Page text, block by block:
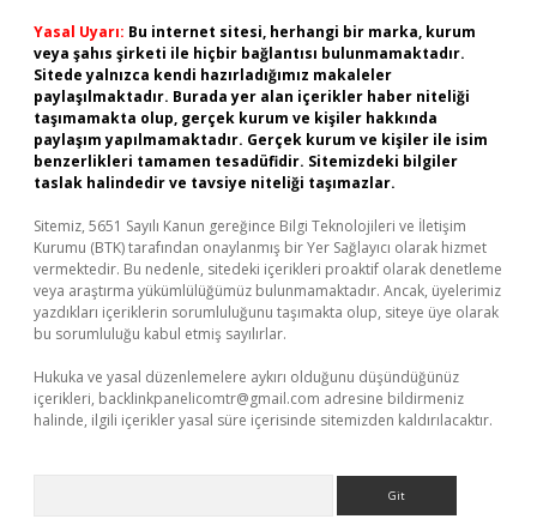
Yasal Uyarı: Bu internet sitesi, herhangi bir marka, kurum
veya şahıs şirketi ile hiçbir bağlantısı bulunmamaktadır.
Sitede yalnızca kendi hazırladığımız makaleler
paylaşılmaktadır. Burada yer alan içerikler haber niteliği
taşımamakta olup, gerçek kurum ve kişiler hakkında
paylaşım yapılmamaktadır. Gerçek kurum ve kişiler ile isim
benzerlikleri tamamen tesadüfidir. Sitemizdeki bilgiler
taslak halindedir ve tavsiye niteliği taşımazlar.
Sitemiz, 5651 Sayılı Kanun gereğince Bilgi Teknolojileri ve İletişim
Kurumu (BTK) tarafından onaylanmış bir Yer Sağlayıcı olarak hizmet
vermektedir. Bu nedenle, sitedeki içerikleri proaktif olarak denetleme
veya araştırma yükümlülüğümüz bulunmamaktadır. Ancak, üyelerimiz
yazdıkları içeriklerin sorumluluğunu taşımakta olup, siteye üye olarak
bu sorumluluğu kabul etmiş sayılırlar.
Hukuka ve yasal düzenlemelere aykırı olduğunu düşündüğünüz
içerikleri, backlinkpanelicomtr@gmail.com adresine bildirmeniz
halinde, ilgili içerikler yasal süre içerisinde sitemizden kaldırılacaktır.